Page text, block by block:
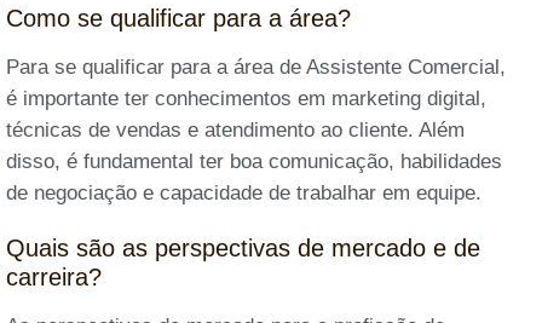
Como se qualificar para a área?
Para se qualificar para a área de Assistente Comercial,
é importante ter conhecimentos em marketing digital,
técnicas de vendas e atendimento ao cliente. Além
disso, é fundamental ter boa comunicação, habilidades
de negociação e capacidade de trabalhar em equipe.
Quais são as perspectivas de mercado e de
carreira?